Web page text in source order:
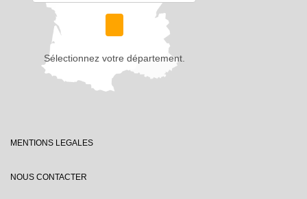
Sélectionnez votre département.
MENTIONS LEGALES
NOUS CONTACTER